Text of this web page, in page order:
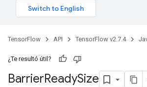
TensorFlow API TensorFlow v2.7.4
¿Te resultó útil?
BarrierReadySize